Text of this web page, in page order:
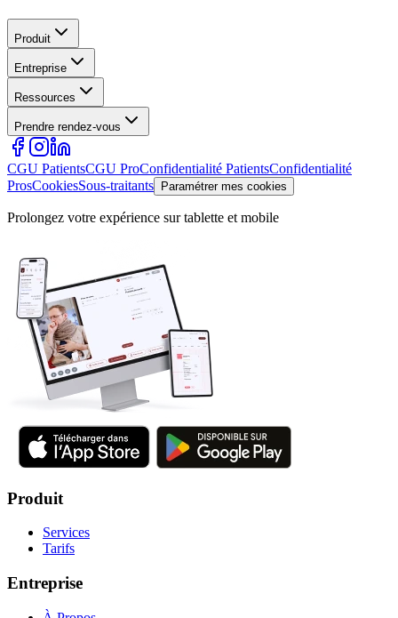
Produit
Entreprise
Ressources
Prendre rendez-vous
CGU PatientsCGU ProConfidentialité PatientsConfidentialité
ProsCookiesSous-traitants Paramétrer mes cookies
Prolongez votre expérience sur tablette et mobile
Produit
Services
Tarifs
Entreprise